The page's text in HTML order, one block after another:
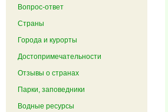
Вопрос-ответ
Страны
Города и курорты
Достопримечательности
Отзывы о странах
Парки, заповедники
Водные ресурсы